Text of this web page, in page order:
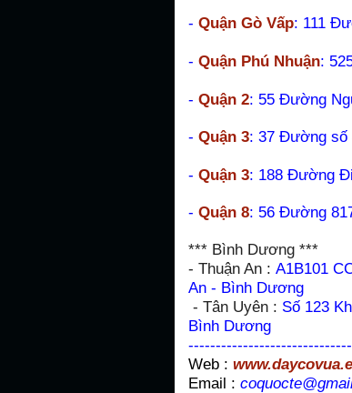
- Quận Gò Vấp: 111
- Quận Phú Nhuận:
- Quận 2: 55 Đường
- Quận 3: 37 Đường số
- Quận 3: 188 Đường
- Quận 8: 56 Đường
*** Bình Dương ***
- Thuận An : A1B101
An - Bình Dương
- Tân Uyên : Số 123
Bình Dương
Web :
Email :